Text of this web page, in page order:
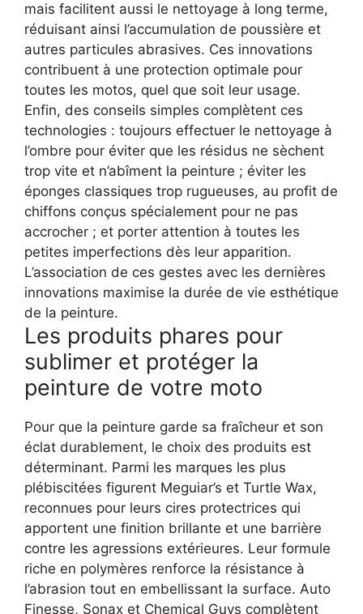
mais facilitent aussi le nettoyage à long terme,
réduisant ainsi l’accumulation de poussière et
autres particules abrasives. Ces innovations
contribuent à une protection optimale pour
toutes les motos, quel que soit leur usage.
Enfin, des conseils simples complètent ces
technologies : toujours effectuer le nettoyage à
l’ombre pour éviter que les résidus ne sèchent
trop vite et n’abîment la peinture ; éviter les
éponges classiques trop rugueuses, au profit de
chiffons conçus spécialement pour ne pas
accrocher ; et porter attention à toutes les
petites imperfections dès leur apparition.
L’association de ces gestes avec les dernières
innovations maximise la durée de vie esthétique
de la peinture.
Les produits phares pour
sublimer et protéger la
peinture de votre moto
Pour que la peinture garde sa fraîcheur et son
éclat durablement, le choix des produits est
déterminant. Parmi les marques les plus
plébiscitées figurent Meguiar’s et Turtle Wax,
reconnues pour leurs cires protectrices qui
apportent une finition brillante et une barrière
contre les agressions extérieures. Leur formule
riche en polymères renforce la résistance à
l’abrasion tout en embellissant la surface. Auto
Finesse, Sonax et Chemical Guys complètent